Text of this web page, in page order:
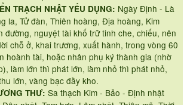
TRẠCH NHẬT YẾU DỤNG: Ngày Định - Là
la, Tử đàn, Thiên hoàng, Địa hoàng, Kim
đường, nguyệt tài khố trữ tinh che, chiếu, nên
chỗ ở, khai trương, xuất hành, trong vòng 60
hoành tài, hoặc nhân phụ ký thành gia (nhờ
làm lớn thì phát lớn, làm nhỏ thì phát nhỏ,
lớn, vàng bạc đầy kho.
THƯ: Sa thạch Kim - Bảo - Định nhật